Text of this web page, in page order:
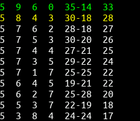
9  6  0  35-14  33
8  4  3  30-18  28
7  6  2  28-18  27
7  5  3  30-20  26
7  4  4  27-21  25
7  3  5  29-22  24
7  1  7  25-25  22
6  4  5  19-21  22
6  2  7  25-28  20
5  3  7  22-19  18
3  8  4  24-24  17